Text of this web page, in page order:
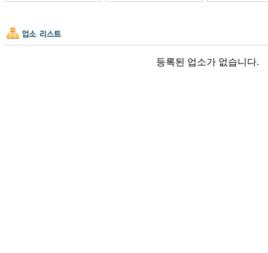
등록된 업소가 없습니다.